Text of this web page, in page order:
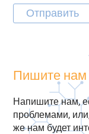
Пишите нам
Напишите нам,
проблемами,
же нам будет